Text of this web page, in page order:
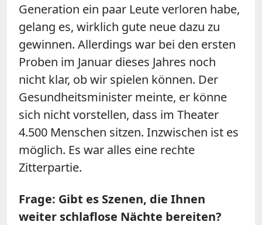
Generation ein paar Leute verloren habe,
gelang es, wirklich gute neue dazu zu
gewinnen. Allerdings war bei den ersten
Proben im Januar dieses Jahres noch
nicht klar, ob wir spielen können. Der
Gesundheitsminister meinte, er könne
sich nicht vorstellen, dass im Theater
4.500 Menschen sitzen. Inzwischen ist es
möglich. Es war alles eine rechte
Zitterpartie.
Frage: Gibt es Szenen, die Ihnen
weiter schlaflose Nächte bereiten?